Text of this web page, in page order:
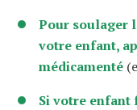
Pour soulager
votre enfant,
médicamenté
Si votre enfant